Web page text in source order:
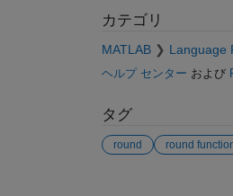
カテゴリ
MATLAB Language
ヘルプ センター および
タグ
round round